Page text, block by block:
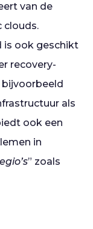
van de
clouds.
is ook geschikt
recovery-
als
ook een
in
” zoals